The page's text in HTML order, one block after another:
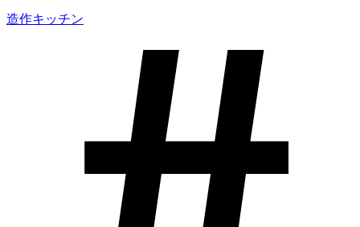
造作キッチン